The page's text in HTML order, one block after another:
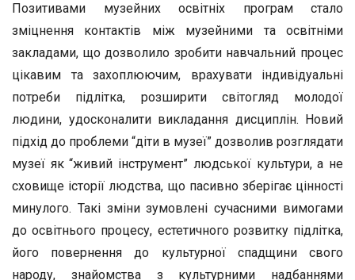
Позитивами музейних освітніх програм стало
зміцнення контактів між музейними та освітніми
закладами, що дозволило зробити навчальний процес
цікавим та захоплюючим, врахувати індивідуальні
потреби підлітка, розширити світогляд молодої
людини, удосконалити викладання дисциплін. Новий
підхід до проблеми “діти в музеї” дозволив розглядати
музеї як “живий інструмент” людської культури, а не
сховище історії людства, що пасивно зберігає цінності
минулого. Такі зміни зумовлені сучасними вимогами
до освітнього процесу, естетичного розвитку підлітка,
його повернення до культурної спадщини свого
народу, знайомства з культурними надбаннями